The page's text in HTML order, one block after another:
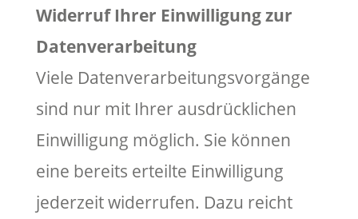
Widerruf Ihrer Einwilligung zur
Datenverarbeitung
Viele Datenverarbeitungsvorgänge
sind nur mit Ihrer ausdrücklichen
Einwilligung möglich. Sie können
eine bereits erteilte Einwilligung
jederzeit widerrufen. Dazu reicht